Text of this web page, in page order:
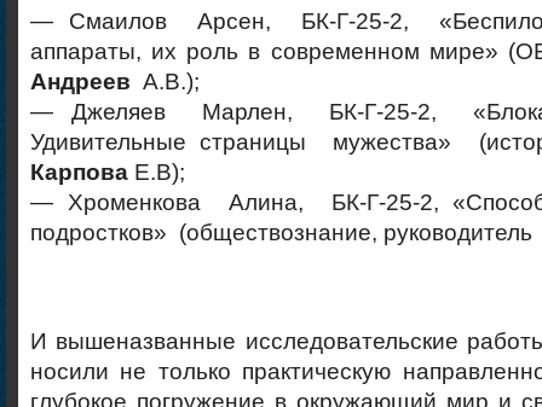
— Смаилов Арсен, БК-Г-25-2,
аппараты, их роль в современном мире»
Андреев А.В.);
— Джеляев Марлен, БК-Г-25-2,
Удивительные страницы мужества»
Карпова Е.В);
— Хроменкова Алина, БК-Г-25-2,
подростков» (обществознание,
И вышеназванные исследовательские
носили не только практическую
глубокое погружение в окружающий мир и